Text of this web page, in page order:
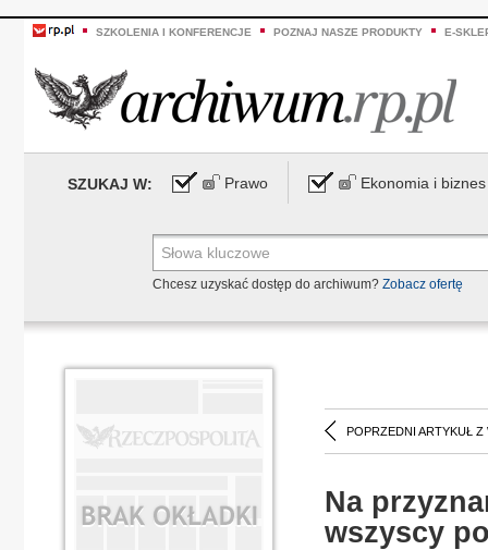
SZKOLENIA I KONFERENCJE POZNAJ NASZE PRODUKTY E-
SZUKAJ W: Prawo Ekonomia i biznes
Chcesz uzyskać dostęp do archiwum? Zobacz ofertę
POPRZEDNI ARTYKUŁ Z
Na
wszyscy